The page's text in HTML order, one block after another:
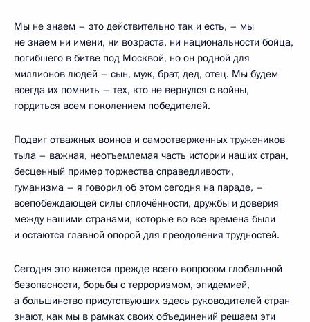
Мы не знаем – это действительно так и есть, – мы
не знаем ни имени, ни возраста, ни национальности бойца,
погибшего в битве под Москвой, но он родной для
миллионов людей – сын, муж, брат, дед, отец. Мы будем
всегда их помнить – тех, кто не вернулся с войны,
гордиться всем поколением победителей.
Подвиг отважных воинов и самоотверженных тружеников
тыла – важная, неотъемлемая часть истории наших стран,
бесценный пример торжества справедливости,
гуманизма – я говорил об этом сегодня на параде, –
всепобеждающей силы сплочённости, дружбы и доверия
между нашими странами, которые во все времена были
и остаются главной опорой для преодоления трудностей.
Сегодня это кажется прежде всего вопросом глобальной
безопасности, борьбы с терроризмом, эпидемией,
а большинство присутствующих здесь руководителей стран
знают, как мы в рамках своих объединений решаем эти